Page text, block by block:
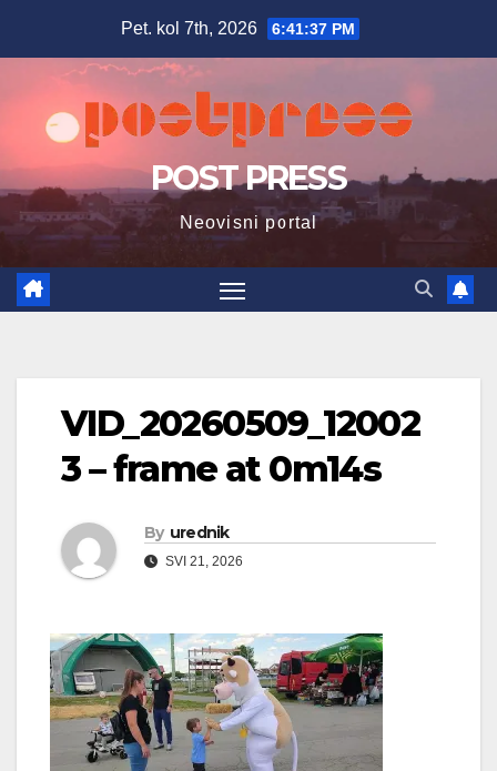
Pet. kol 7th, 2026 6:41:38 PM
POST PRESS
Neovisni portal
VID_20260509_12002
3 – frame at 0m14s
By urednik
SVI 21, 2026